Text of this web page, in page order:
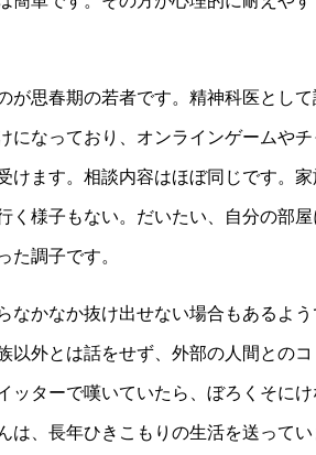
が思春期の若者です。精神科医とし
になっており、オンラインゲームや
ます。相談内容はほぼ同じです。家
く様子もない。だいたい、自分の部屋
た調子です。
なかなか抜け出せない場合もあるよ
以外とは話をせず、外部の人間との
ッターで嘆いていたら、ぼろくそに
は、長年ひきこもりの生活を送って